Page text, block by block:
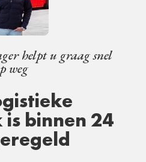
helpt u graag snel
weg
binnen 24